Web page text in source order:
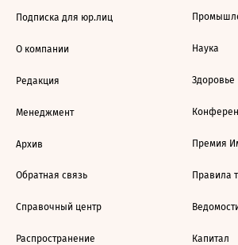
Подписка для юр.лиц
О компании
Редакция
Менеджмент
Архив
Обратная связь
Справочный центр
Распространение
Наука
Здоровье
Премия
Правила
Капитал